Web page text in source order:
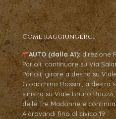
Come raggiungerci
AUTO (dalla A1): direzione
Parioli, continuare su Via
Parioli, girare a destra su
Gioacchino Rossini, a destra
sinistra su Viale Bruno
delle Tre Madonne e
Aldrovandi fino al civico 19.